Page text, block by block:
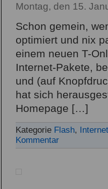
Montag, den 15.
Schon gemein,
optimiert und nix
einem neuen T-
Internet-Pakete,
und (auf
hat sich
Homepage […]
Kategorie Flash, Internet
Kommentar